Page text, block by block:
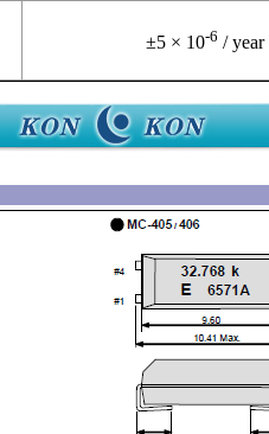
±5 × 10-6 /